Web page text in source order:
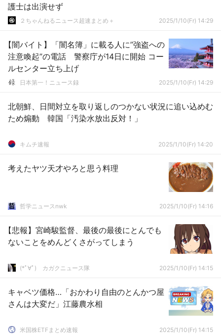
護士は出演せず
２ちゃんねるニュース超速まとめ＋ 2025/1/10(Fr) 14:29
【闇バイト】「闇名簿」に載る人に”強盗への
注意喚起”の電話 警察庁が14日に開始 コー
ルセンター立ち上げ
日本第一！ニュース録 2025/1/10(Fr) 14:29
北朝鮮、日間対立を取り返しのつかない状況に追い込めむ
ため煽動 韓国「汚染水放出反対！」
キムチ速報 2025/1/10(Fr) 14:20
考えたヤツ天才やろと思う料理
哲学ニュースnwk 2025/1/10(Fr) 14:16
【悲報】宮崎駿監督、最後の最後にとんでも
ないことをめんどくさがってしまう
(*ﾟ∀ﾟ)ゞカガクニュース隊 2025/1/10(Fr) 14:15
キャベツ価格…「おかわり自由のとんかつ屋
さんは大変だ」江藤農水相
米国株ETFまとめ速報 2025/1/10(Fr) 14:15